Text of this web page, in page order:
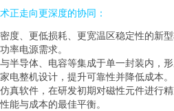
正走向更深度的协同：
度、更低损耗、更宽温区稳定性的新
率电源需求。
半导体、电容等集成于单一封装内，
电整机设计，提升可靠性并降低成本。
真软件，在研发初期对磁性元件进行
能与成本的最佳平衡。